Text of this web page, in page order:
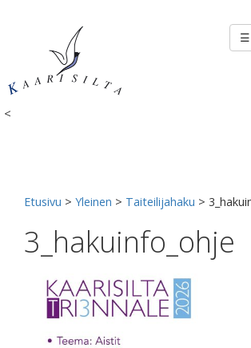
<
☰
Etusivu > Yleinen > Taiteilijahaku >
3_hakuinfo_ohje